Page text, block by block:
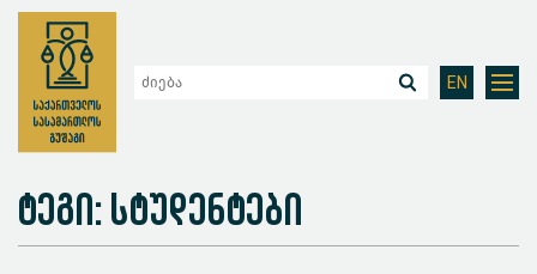
EN
ტეგი: სტუდენტები